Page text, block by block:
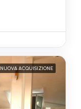
NUOVA ACQUISIZIONE